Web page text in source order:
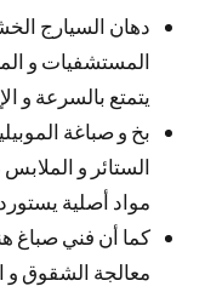
دهان السيارج
المستشفيات و
يتمتع بالسرعة و
بخ و صباغة
الستائر و
مواد أصلية
كما أن فني صباغ
معالجة الشقوق و